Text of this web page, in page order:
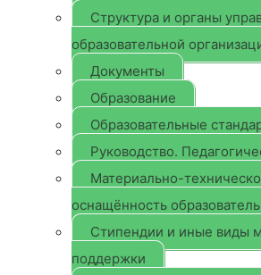
Структура и органы
образовательной
Документы
Образование
Образовательные
Руководство.
Материально-
оснащённость
Стипендии и иные виды
поддержки